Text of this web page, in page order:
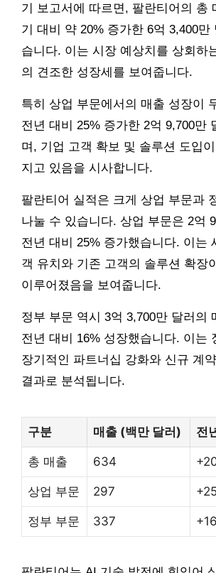
기 보고서에 따르면, 팔란티어의 총
기 대비 약 20% 증가한 6억 3,400만
습니다. 이는 시장 예상치를 상회하
의 견조한 성장세를 보여줍니다.
특히 상업 부문에서의 매출 성장이
전년 대비 25% 증가한 2억 9,700만
며, 기업 고객 확보 및 솔루션 도입
지고 있음을 시사합니다.
팔란티어 실적은 크게 상업 부문과
나눌 수 있습니다. 상업 부문은 2억
전년 대비 25% 증가했습니다. 이는
객 유치와 기존 고객의 솔루션 확장
이루어졌음을 보여줍니다.
정부 부문 역시 3억 3,700만 달러의
전년 대비 16% 성장했습니다. 이는
장기적인 파트너십 강화와 신규 계
결과로 분석됩니다.
구분 매출 (백만 달러) 전
총 매출 634
상업 부문 297
정부 부문 337